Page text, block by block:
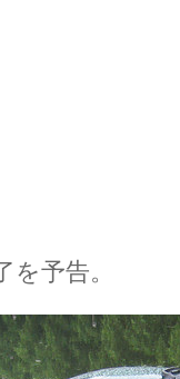
を予告。